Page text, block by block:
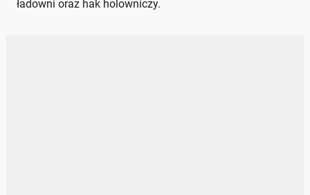
ładowni oraz hak holowniczy.